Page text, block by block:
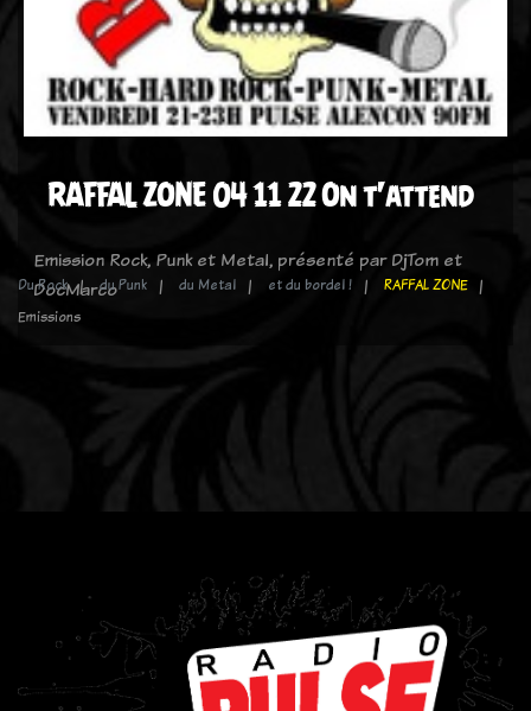
RAFFAL ZONE 04 11 22 On t'attend
Emission Rock, Punk et Metal, présenté par DjTom et
DocMarco
Du Rock du Punk du Metal et du bordel !
RAFFAL ZONE
Emissions